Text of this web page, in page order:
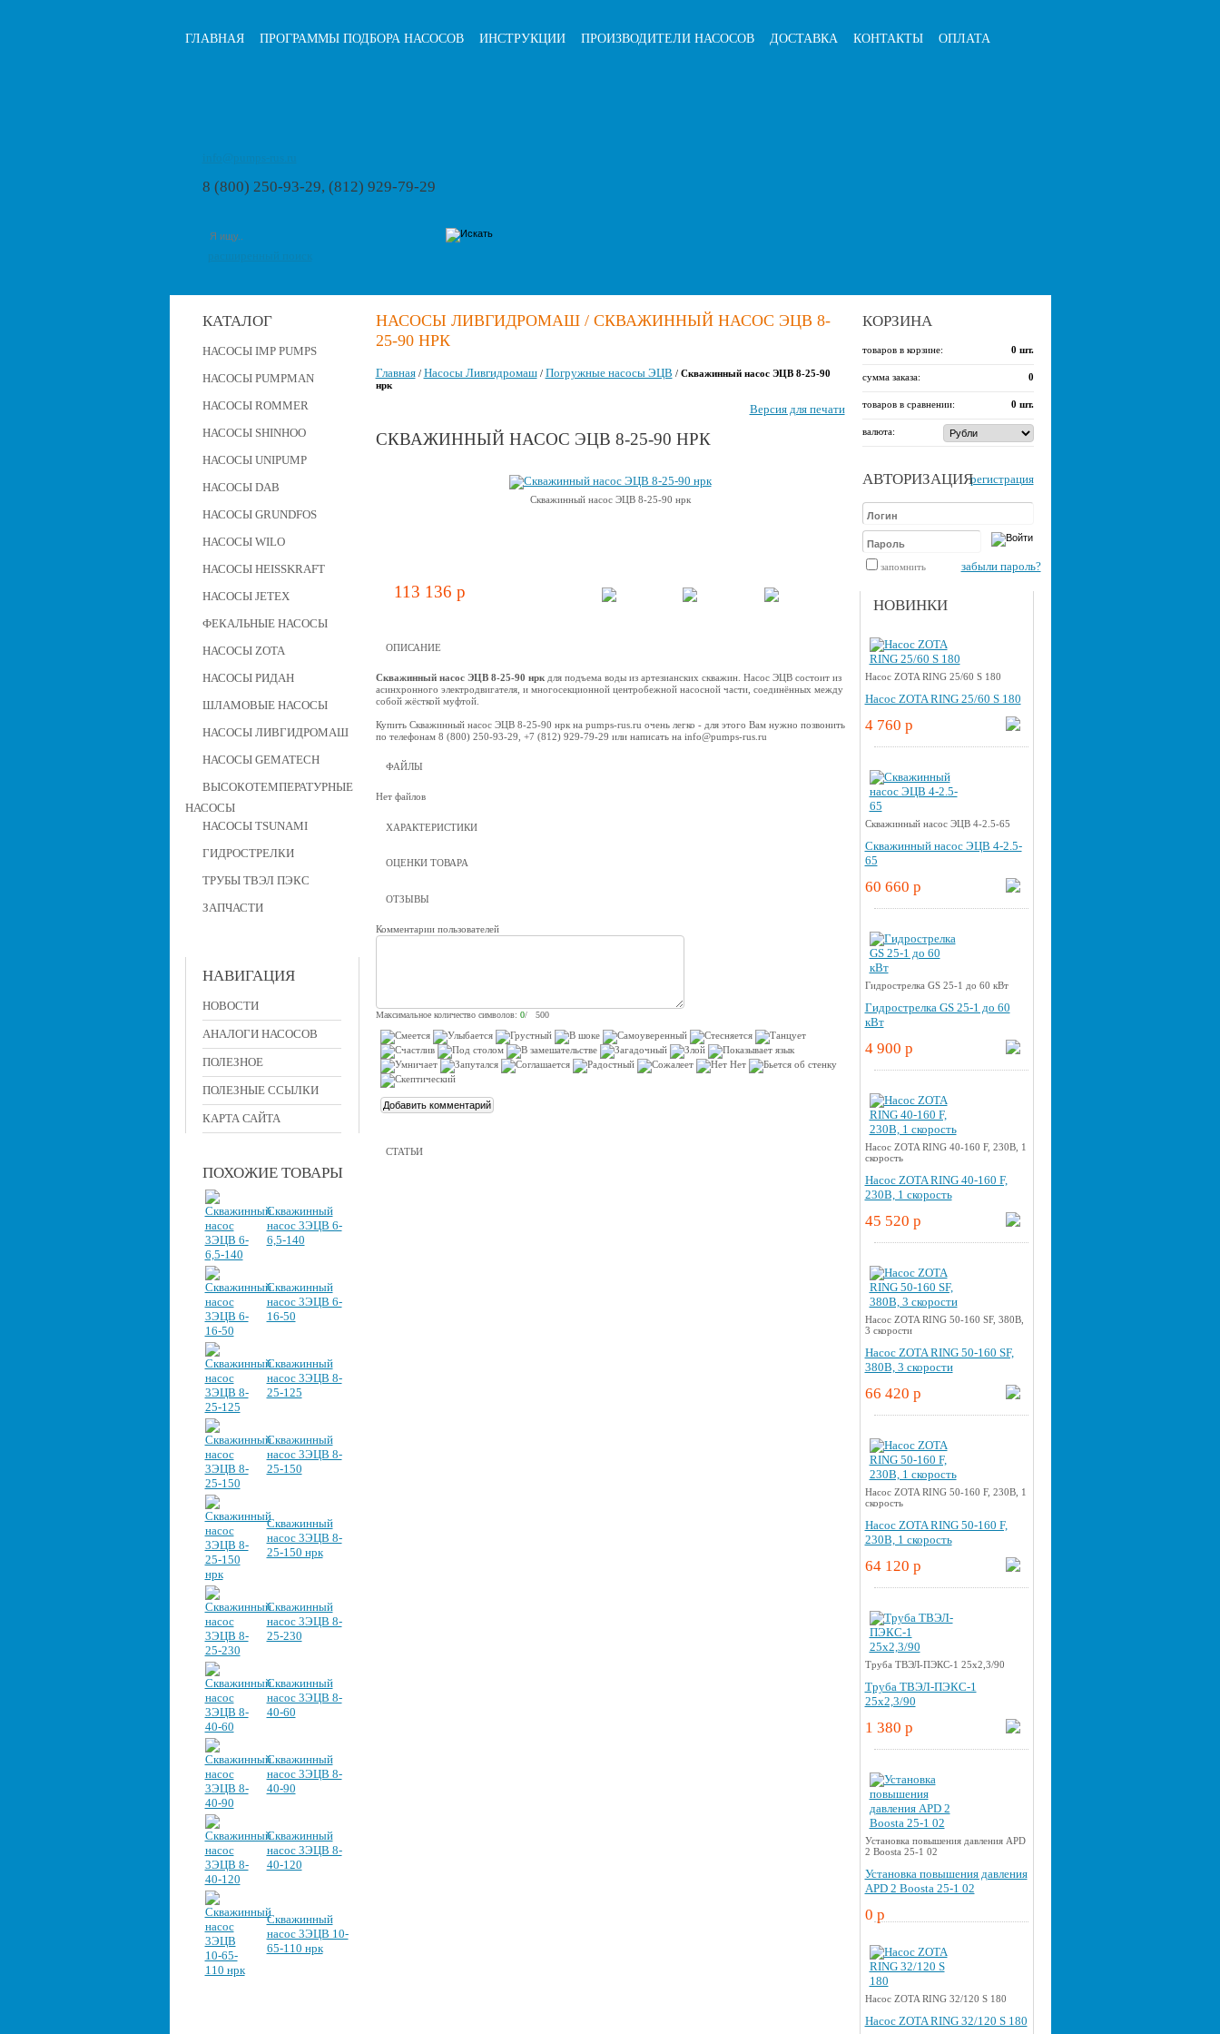
ГЛАВНАЯ ПРОГРАММЫ ПОДБОРА НАСОСОВ ИНСТРУКЦИИ ПРОИЗВОДИТЕЛИ НАСОСОВ ДОСТАВКА КОНТАКТЫ ОПЛАТА
8 (800) 250-93-29, (812) 929-79-29
КАТАЛОГ
НАСОСЫ IMP PUMPS
НАСОСЫ PUMPMAN
НАСОСЫ ROMMER
НАСОСЫ SHINHOO
НАСОСЫ UNIPUMP
НАСОСЫ DAB
НАСОСЫ GRUNDFOS
НАСОСЫ WILO
НАСОСЫ HEISSKRAFT
НАСОСЫ JETEX
ФЕКАЛЬНЫЕ НАСОСЫ
НАСОСЫ ZOTA
НАСОСЫ РИДАН
ШЛАМОВЫЕ НАСОСЫ
НАСОСЫ ЛИВГИДРОМАШ
НАСОСЫ GEMATECH
ВЫСОКОТЕМПЕРАТУРНЫЕ
НАСОСЫ
НАСОСЫ TSUNAMI
ГИДРОСТРЕЛКИ
ТРУБЫ ТВЭЛ ПЭКС
ЗАПЧАСТИ
НАВИГАЦИЯ
НОВОСТИ
АНАЛОГИ НАСОСОВ
ПОЛЕЗНОЕ
ПОЛЕЗНЫЕ ССЫЛКИ
КАРТА САЙТА
ПОХОЖИЕ ТОВАРЫ
Скважинный
насос 3ЭЦВ 6-
6,5-140
Скважинный
насос 3ЭЦВ 6-
16-50
Скважинный
насос 3ЭЦВ 8-
25-125
Скважинный
насос 3ЭЦВ 8-
25-150
Скважинный
насос 3ЭЦВ 8-
25-150 нрк
Скважинный
насос 3ЭЦВ 8-
25-230
Скважинный
насос 3ЭЦВ 8-
40-60
Скважинный
насос 3ЭЦВ 8-
40-90
Скважинный
насос 3ЭЦВ 8-
40-120
Скважинный
насос 3ЭЦВ 10-
65-110 нрк
КОРЗИНА
товаров в корзине: 0 шт.
сумма заказа: 0
товаров в сравнении: 0 шт.
валюта:
АВТОРИЗАЦИЯрегистрация
запомнить забыли пароль?
НОВИНКИ
Насос ZOTA RING 25/60 S 180
Насос ZOTA RING 25/60 S 180
4 760 p
Скважинный насос ЭЦВ 4-2.5-65
Скважинный насос ЭЦВ 4-2.5-
65
60 660 p
Гидрострелка GS 25-1 до 60 кВт
Гидрострелка GS 25-1 до 60
кВт
4 900 p
Насос ZOTA RING 40-160 F, 230В, 1
скорость
Насос ZOTA RING 40-160 F,
230В, 1 скорость
45 520 p
Насос ZOTA RING 50-160 SF, 380В,
3 скорости
Насос ZOTA RING 50-160 SF,
380В, 3 скорости
66 420 p
Насос ZOTA RING 50-160 F, 230В, 1
скорость
Насос ZOTA RING 50-160 F,
230В, 1 скорость
64 120 p
Труба ТВЭЛ-ПЭКС-1 25x2,3/90
Труба ТВЭЛ-ПЭКС-1
25x2,3/90
1 380 p
Установка повышения давления APD
2 Boosta 25-1 02
Установка повышения давления
APD 2 Boosta 25-1 02
0 p
Насос ZOTA RING 32/120 S 180
Насос ZOTA RING 32/120 S 180
НАСОСЫ ЛИВГИДРОМАШ / СКВАЖИННЫЙ НАСОС ЭЦВ 8-
25-90 НРК
Главная/ Насосы Ливгидромаш/ Погружные насосы ЭЦВ / Скважинный насос ЭЦВ 8-25-90
нрк
Версия для печати
СКВАЖИННЫЙ НАСОС ЭЦВ 8-25-90 НРК
Скважинный насос ЭЦВ 8-25-90 нрк
113 136 p
ОПИСАНИЕ
Скважинный насос ЭЦВ 8-25-90 нркдля подъема воды из артезианских скважин. Насос ЭЦВ состоит из
асинхронного электродвигателя, и многосекционной центробежной наcосной части, соединённых между
собой жёсткой муфтой.
Купить Скважинный насос ЭЦВ 8-25-90 нрк на pumps-rus.ru очень легко - для этого Вам нужно позвонить
по телефонам 8 (800) 250-93-29, +7 (812) 929-79-29 или написать на info@pumps-rus.ru
ФАЙЛЫ
Нет файлов
ХАРАКТЕРИСТИКИ
ОЦЕНКИ ТОВАРА
ОТЗЫВЫ
Комментарии пользователей
Максимальное количество символов: 0/ 500
СТАТЬИ